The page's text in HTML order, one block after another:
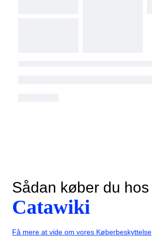
Sådan køber du hos
Catawiki
Få mere at vide om vores Køberbeskyttelse